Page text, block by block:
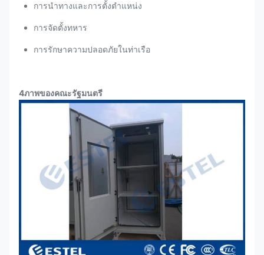
การนําทางและการตั้งตําแหน่ง
การจัดตั้งทหาร
การรักษาความปลอดภัยในท่าเรือ
4ภาพของคณะรัฐมนตรี